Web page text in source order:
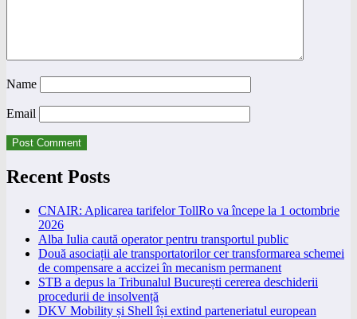
Name
Email
Recent Posts
CNAIR: Aplicarea tarifelor TollRo va începe la 1 octombrie
2026
Alba Iulia caută operator pentru transportul public
Două asociații ale transportatorilor cer transformarea schemei
de compensare a accizei în mecanism permanent
STB a depus la Tribunalul București cererea deschiderii
procedurii de insolvență
DKV Mobility și Shell își extind parteneriatul european